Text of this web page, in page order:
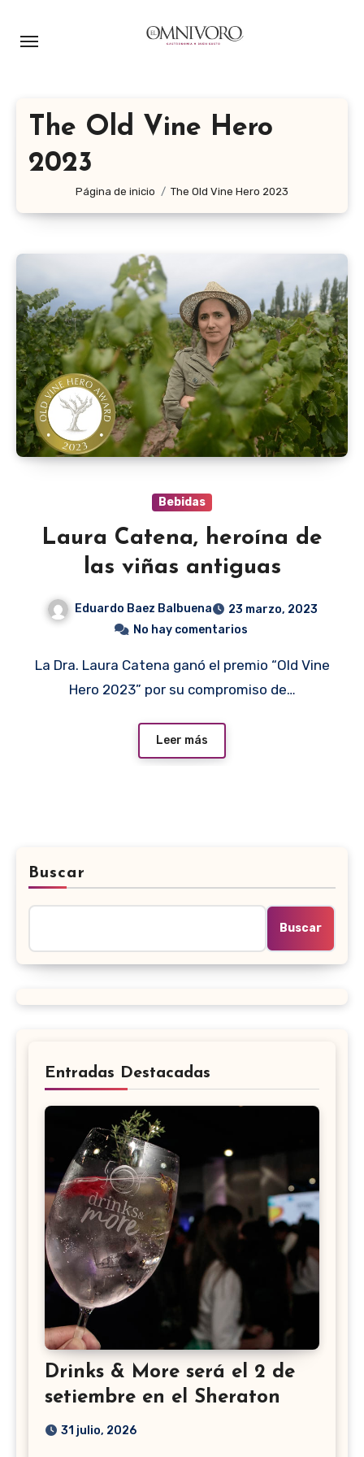
The Old Vine Hero
2023
Página de inicio The Old Vine Hero 2023
Bebidas
Laura Catena, heroína de
las viñas antiguas
Eduardo Baez Balbuena
23 marzo, 2023
No hay comentarios
La Dra. Laura Catena ganó el premio “Old Vine
Hero 2023” por su compromiso de…
Leer más
Buscar
Buscar
Entradas Destacadas
Drinks & More será el 2 de
setiembre en el Sheraton
31 julio, 2026